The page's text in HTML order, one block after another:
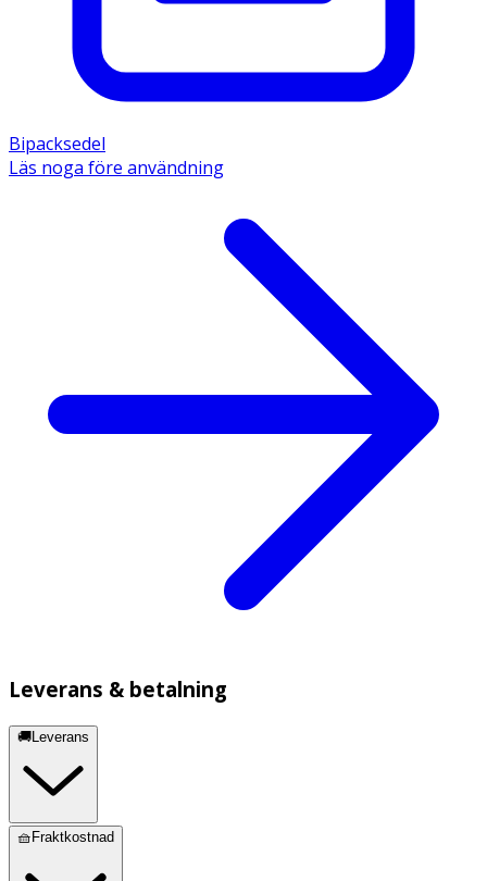
Bipacksedel
Läs noga före användning
Leverans & betalning
🚚Leverans
🧺Fraktkostnad